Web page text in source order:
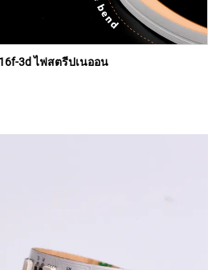
3d ไฟสตรีปเนออน